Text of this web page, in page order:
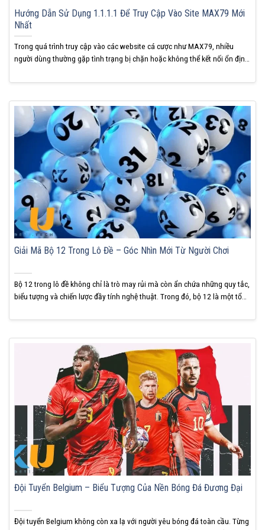
Hướng Dẫn Sử Dụng 1.1.1.1 Để Truy Cập Vào Site MAX79 Mới
Nhất
Trong quá trình truy cập vào các website cá cược như MAX79, nhiều
người dùng thường gặp tình trạng bị chặn hoặc không thể kết nối ổn định.
chính là sử dụng 1.1.1.1. Bài viết dưới đây sẽ hướng dẫn...
Giải Mã Bộ 12 Trong Lô Đề – Góc Nhìn Mới Từ Người Chơi
Bộ 12 trong lô đề không chỉ là trò may rủi mà còn ẩn chứa những quy tắc,
biểu tượng và chiến lược đầy tính nghệ thuật. Trong đó, bộ 12 là một tổ
hiểu rõ. Hãy cùng KUBET giải...
Đội Tuyển Belgium – Biểu Tượng Của Nền Bóng Đá Đương Đại
Đội tuyển Belgium không còn xa lạ với người yêu bóng đá toàn cầu. Từng